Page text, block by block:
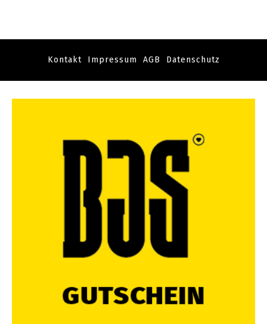
Kontakt Impressum AGB Datenschutz